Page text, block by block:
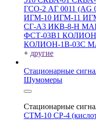
ГСО-2 АГ 0011 (AG
ИГМ-10 ИГМ-11
СГ-А3 ИКВ-8-Н
ФСТ-03В1
КОЛИОН-1В-03С
+ другие
Стационарные
Шумомеры
Стационарные
СТМ-10 СР-4